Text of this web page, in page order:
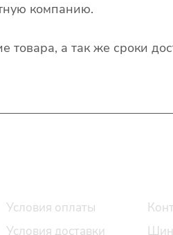
компанию.
товара, а так же сроки
Условия оплаты
Условия доставки